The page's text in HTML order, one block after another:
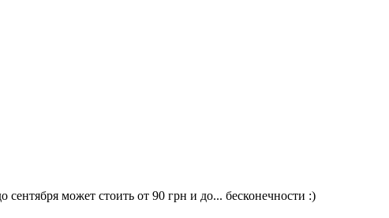
сентября может стоить от 90 грн и до... бесконечности :)